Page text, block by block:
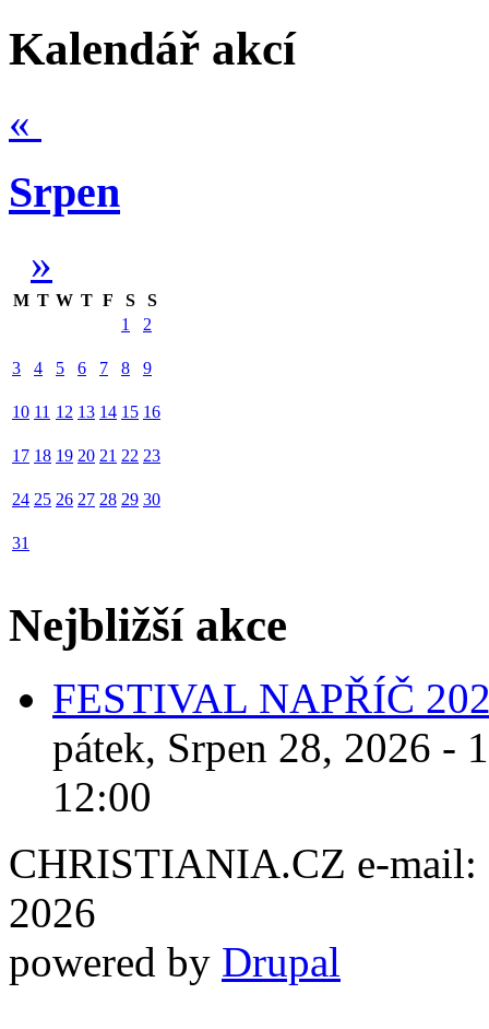
Kalendář akcí
«
Srpen
»
M T W T F S
S
1
2
3 4 5 6 7 8 9
10 11 12 13 14 15 16
17 18 19 20 21 22 23
24 25 26 27 28 29 30
31
Nejbližší akce
FESTIVAL NAPŘÍČ
pátek, Srpen 28, 2026 -
12:00
CHRISTIANIA.CZ e-mail:
2026
powered by Drupal